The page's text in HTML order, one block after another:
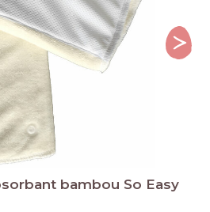
bambou So Easy